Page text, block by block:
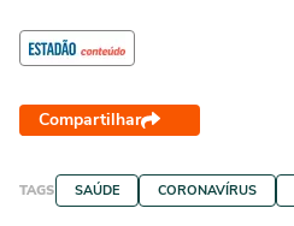
Compartilhar
TAGS SAÚDE CORONAVÍRUS